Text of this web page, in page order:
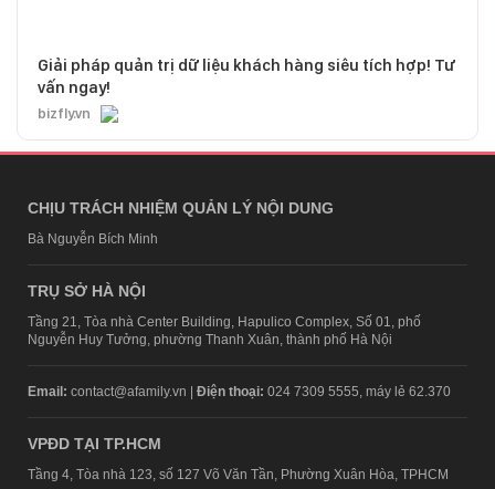
Giải pháp quản trị dữ liệu khách hàng siêu tích hợp! Tư
vấn ngay!
bizfly.vn
CHỊU TRÁCH NHIỆM QUẢN LÝ NỘI DUNG
Bà Nguyễn Bích Minh
TRỤ SỞ HÀ NỘI
Tầng 21, Tòa nhà Center Building, Hapulico Complex, Số 01, phố
Nguyễn Huy Tưởng, phường Thanh Xuân, thành phố Hà Nội
Email: contact@afamily.vn | Điện thoại: 024 7309 5555, máy lẻ 62.370
VPĐD TẠI TP.HCM
Tầng 4, Tòa nhà 123, số 127 Võ Văn Tần, Phường Xuân Hòa, TPHCM